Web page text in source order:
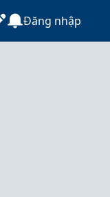
Đăng nhập